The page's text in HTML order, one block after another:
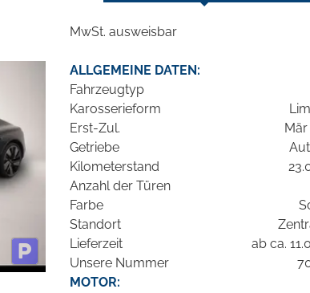
MwSt. ausweisbar
ALLGEMEINE DATEN:
Fahrzeugtyp
Karosserieform
Erst-Zul.
Getriebe
Kilometerstand
Anzahl der Türen
Farbe
Standort
Lieferzeit
ab ca.
Unsere Nummer
MOTOR: